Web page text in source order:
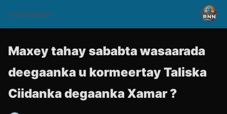
rnnsomalitv
Maxey tahay sababta wasaarada
deegaanka u kormeertay Taliska
Ciidanka degaanka Xamar ?